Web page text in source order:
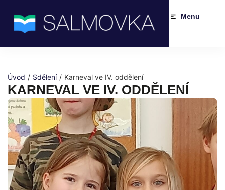
Menu
Úvod / Sdělení / Karneval ve IV. oddělení
KARNEVAL VE IV. ODDĚLENÍ